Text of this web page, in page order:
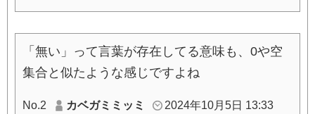
「無い」って言葉が存在してる意味も、0や空
集合と似たような感じですよね
No.2 カベガミミッミ 2024年10月5日 13:33